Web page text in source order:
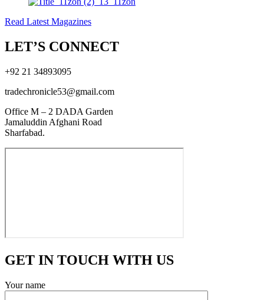
Read Latest Magazines
LET’S CONNECT
+92 21 34893095
tradechronicle53@gmail.com
Office M – 2 DADA Garden
Jamaluddin Afghani Road
Sharfabad.
GET IN TOUCH WITH US
Your name